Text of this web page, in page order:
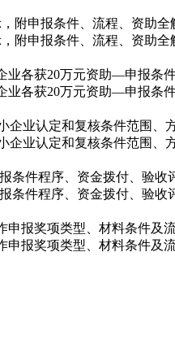
附申报条件、流程、资助全
附申报条件、流程、资助全
业各获20万元资助—申报条
业各获20万元资助—申报条
企业认定和复核条件范围、
企业认定和复核条件范围、
条件程序、资金拨付、验收
条件程序、资金拨付、验收
申报奖项类型、材料条件及
申报奖项类型、材料条件及